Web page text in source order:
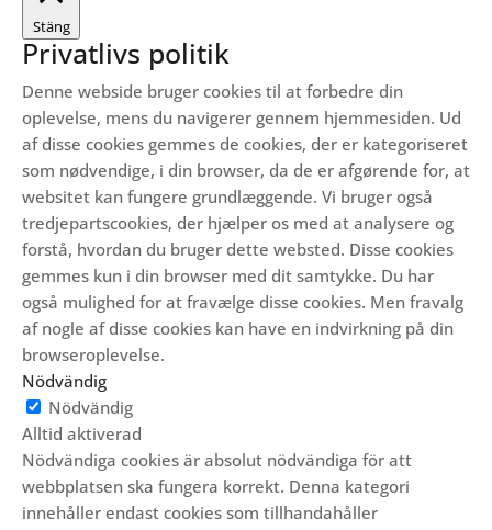
Stäng
Privatlivs politik
Denne webside bruger cookies til at forbedre din
oplevelse, mens du navigerer gennem hjemmesiden. Ud
af disse cookies gemmes de cookies, der er kategoriseret
som nødvendige, i din browser, da de er afgørende for, at
websitet kan fungere grundlæggende. Vi bruger også
tredjepartscookies, der hjælper os med at analysere og
forstå, hvordan du bruger dette websted. Disse cookies
gemmes kun i din browser med dit samtykke. Du har
også mulighed for at fravælge disse cookies. Men fravalg
af nogle af disse cookies kan have en indvirkning på din
browseroplevelse.
Nödvändig
Nödvändig
Alltid aktiverad
Nödvändiga cookies är absolut nödvändiga för att
webbplatsen ska fungera korrekt. Denna kategori
innehåller endast cookies som tillhandahåller